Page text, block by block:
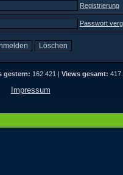
Registrierung
Passwort
gestern: 162.421 | Views gesamt:
Impressum